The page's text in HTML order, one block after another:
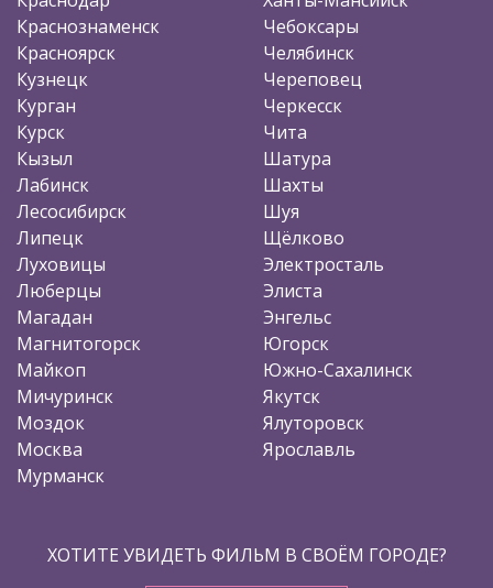
Краснознаменск
Красноярск
Кузнецк
Курган
Курск
Кызыл
Лабинск
Лесосибирск
Липецк
Луховицы
Люберцы
Магадан
Магнитогорск
Майкоп
Мичуринск
Моздок
Москва
Мурманск
Чебоксары
Челябинск
Череповец
Черкесск
Чита
Шатура
Шахты
Шуя
Щёлково
Электросталь
Элиста
Энгельс
Югорск
Южно-Сахалинск
Якутск
Ялуторовск
Ярославль
ХОТИТЕ УВИДЕТЬ ФИЛЬМ В СВОЁМ ГОРОДЕ?